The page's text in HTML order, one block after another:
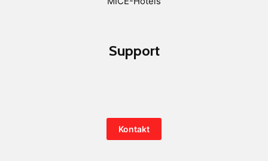
Support
Kontakt